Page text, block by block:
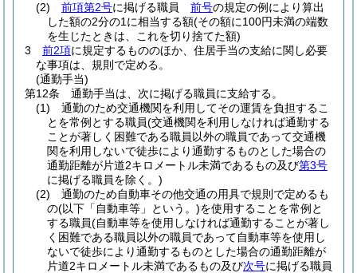
(2)
前項第2号に掲げる職員 前号の規定の例により算出
した額の2分の1に相当する額(その額に100円未満の端数
を生じたときは、これを切り捨てた額)
3
前2項に規定するもののほか、住居手当の支給に関し必要
な事項は、規則で定める。
(通勤手当)
第12条
通勤手当は、次に掲げる職員に支給する。
(1)
通勤のため交通機関を利用してその運賃を負担するこ
とを常例とする職員(交通機関を利用しなければ通勤する
ことが著しく困難である職員以外の職員であって交通機
関を利用しないで徒歩により通勤するものとした場合の
通勤距離が片道2キロメートル未満であるもの及び第3号
に掲げる職員を除く。)
(2)
通勤のため自動車その他交通の用具で規則で定めるも
の(以下「自動車等」という。)を使用することを常例と
する職員(自動車等を使用しなければ通勤することが著し
く困難である職員以外の職員であって自動車等を使用し
ないで徒歩により通勤するものとした場合の通勤距離が
片道2キロメートル未満であるもの及び次号に掲げる職員